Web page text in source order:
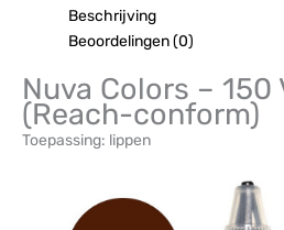
Beschrijving
Beoordelingen (0)
Nuva Colors – 150
(Reach-conform)
Toepassing: lippen